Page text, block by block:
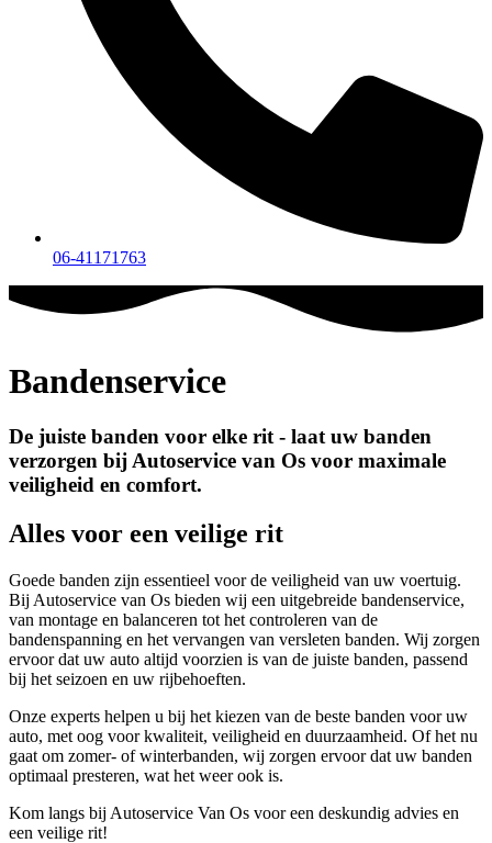
06-41171763
Bandenservice
De juiste banden voor elke rit - laat uw banden
verzorgen bij Autoservice van Os voor maximale
veiligheid en comfort.
Alles voor een veilige rit
Goede banden zijn essentieel voor de veiligheid van uw voertuig.
Bij Autoservice van Os bieden wij een uitgebreide bandenservice,
van montage en balanceren tot het controleren van de
bandenspanning en het vervangen van versleten banden. Wij zorgen
ervoor dat uw auto altijd voorzien is van de juiste banden, passend
bij het seizoen en uw rijbehoeften.
Onze experts helpen u bij het kiezen van de beste banden voor uw
auto, met oog voor kwaliteit, veiligheid en duurzaamheid. Of het nu
gaat om zomer- of winterbanden, wij zorgen ervoor dat uw banden
optimaal presteren, wat het weer ook is.
Kom langs bij Autoservice Van Os voor een deskundig advies en
een veilige rit!